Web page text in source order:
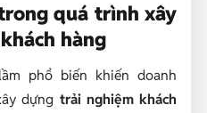
quá trình xây
hàng
phổ biến khiến doanh
dựng trải nghiệm khách